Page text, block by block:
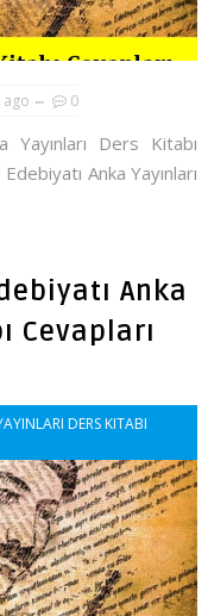
ago 0
Yayınları Ders Kitabı
Anka Yayınları
Anka
Cevapları
DERS KITABI